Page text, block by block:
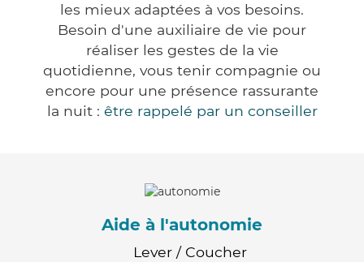
les mieux adaptées à vos besoins.
Besoin d'une auxiliaire de vie pour
réaliser les gestes de la vie
quotidienne, vous tenir compagnie ou
encore pour une présence rassurante
la nuit : être rappelé par un conseiller
Aide à l'autonomie
Lever / Coucher